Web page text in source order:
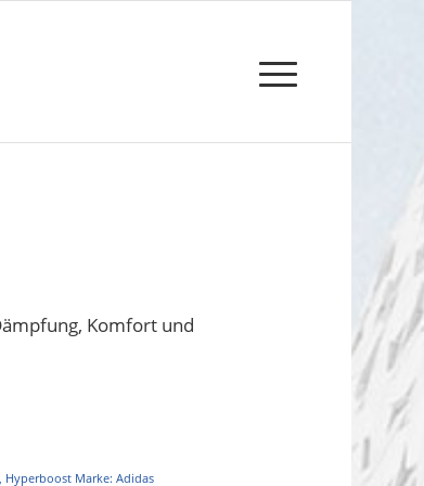
Komfort und
, Hyperboost Marke:Adidas